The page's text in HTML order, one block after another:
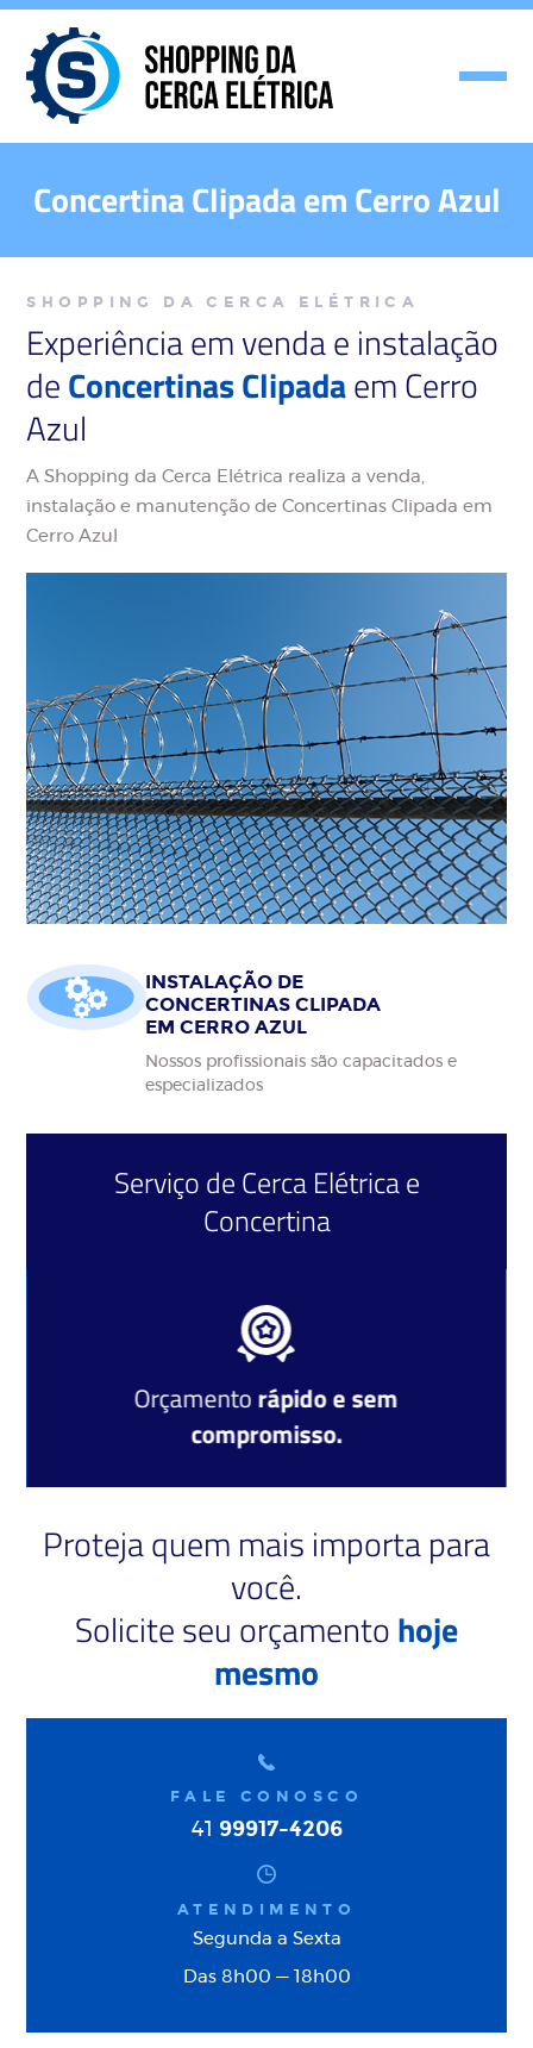
Concertina Clipada em Cerro Azul
SHOPPING DA CERCA ELÉTRICA
Experiência em venda e instalação
deConcertinas Clipadaem Cerro
Azul
A Shopping da Cerca Elétrica realiza a venda,
instalação e manutenção de Concertinas Clipada em
Cerro Azul
INSTALAÇÃO DE
CONCERTINAS CLIPADA
EM CERRO AZUL
Nossos profissionais são capacitados e
especializados
Serviço deCerca Elétricae
Concertina
Orçamentorápido e sem
compromisso.
Proteja quem mais importa para
você.
Solicite seu orçamentohoje
mesmo
FALE CONOSCO
41 99917-4206
ATENDIMENTO
Segunda a Sexta
Das 8h00 — 18h00